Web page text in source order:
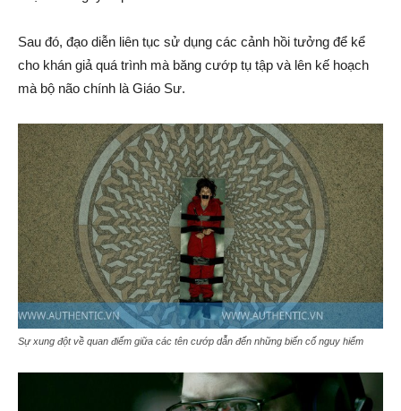
Sau đó, đạo diễn liên tục sử dụng các cảnh hồi tưởng để kể
cho khán giả quá trình mà băng cướp tụ tập và lên kế hoạch
mà bộ não chính là Giáo Sư.
Sự xung đột về quan điểm giữa các tên cướp dẫn đến những biến cố nguy hiểm